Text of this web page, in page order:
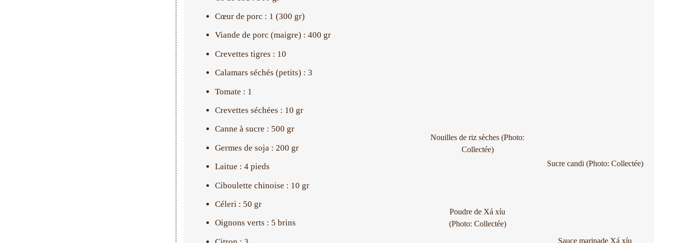
Cœur de porc : 1 (300 gr)
Viande de porc (maigre) : 400 gr
Crevettes tigres : 10
Calamars séchés (petits) : 3
Tomate : 1
Crevettes séchées : 10 gr
Canne à sucre : 500 gr
Germes de soja : 200 gr
Laitue : 4 pieds
Ciboulette chinoise : 10 gr
Céleri : 50 gr
Oignons verts : 5 brins
Nouilles de riz sèches (Photo:
Collectée)
Poudre de Xá xíu
(Photo: Collectée)
Sucre candi (Photo: Collectée)
Sauce marinade Xá xíu